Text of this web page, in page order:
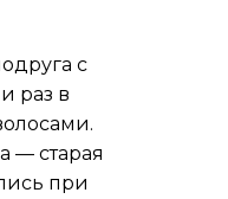
с
раз в
— старая
при